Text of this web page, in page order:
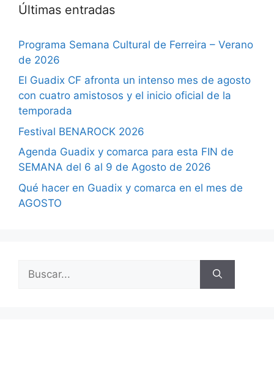
Últimas entradas
Programa Semana Cultural de Ferreira – Verano
de 2026
El Guadix CF afronta un intenso mes de agosto
con cuatro amistosos y el inicio oficial de la
temporada
Festival BENAROCK 2026
Agenda Guadix y comarca para esta FIN de
SEMANA del 6 al 9 de Agosto de 2026
Qué hacer en Guadix y comarca en el mes de
AGOSTO